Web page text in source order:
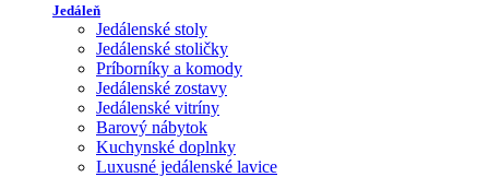
Jedáleň
Jedálenské stoly
Jedálenské stoličky
Príborníky a komody
Jedálenské zostavy
Jedálenské vitríny
Barový nábytok
Kuchynské doplnky
Luxusné jedálenské lavice